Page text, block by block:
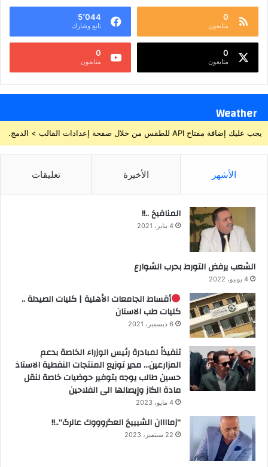
0
متابعون
5٬044
تابع وشارك
0
متابعون
0
متابعون
Weather
يجب عليك إضافة مفتاح API للطقس من خلال صفحة إعدادات القالب > الدمج.
الأشهر الأخيرة تعليقات
المنافيخ ..!!
4 يناير، 2021
الشعب يرفض التورط بحرب الشوارع
4 يونيو، 2022
أقساط الجامعات الأهلية | كليات الصيدلة ..
كليات طب الاسنان
6 ديسمبر، 2021
تنفيذاً لمبادرة رئيس الوزراء الخاصة بدعم
المزارعين… مدير توزيع المنتجات النفطية الاستاذ
حسين طالب يوجه بتوفير حوضيات خاصة لنقل
مادة الكاز وإيصالها الى الفلاحين
4 مايو، 2023
“زماااان الشيييخ العگروووك عالرگ”..!!
22 سبتمبر، 2023